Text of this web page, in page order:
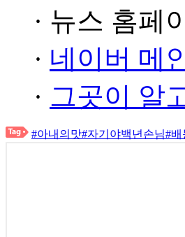
· 뉴스 홈페
· 네이버 메
· 그곳이 알
#아내의맛#자기야백년손님#배